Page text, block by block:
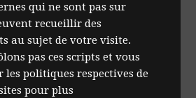
qui ne sont pas sur
recueillir des
au sujet de votre visite.
pas ces scripts et vous
les politiques respectives de
pour plus